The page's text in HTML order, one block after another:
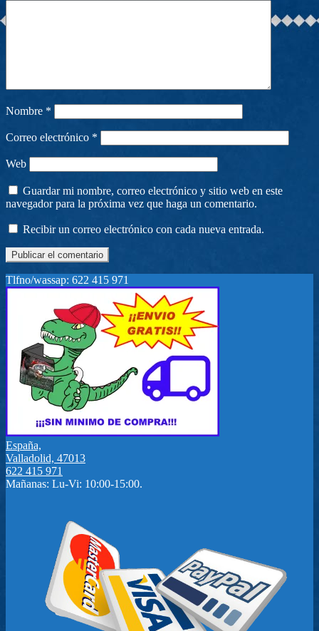
Nombre *
Correo electrónico *
Web
Guardar mi nombre, correo electrónico y sitio web en este
navegador para la próxima vez que haga un comentario.
Recibir un correo electrónico con cada nueva entrada.
Tlfno/wassap: 622 415 971
España,
Valladolid, 47013
622 415 971
Mañanas: Lu-Vi: 10:00-15:00.